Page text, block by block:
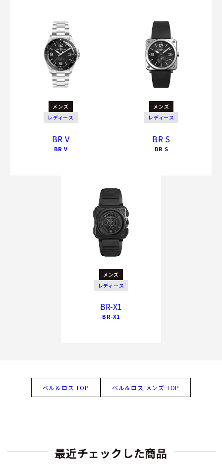
メンズ
レディース
BR V
BR V
メンズ
レディース
BR S
BR S
メンズ
レディース
BR-X1
BR-X1
ベル＆ロス TOP ベル＆ロス メンズ TOP
最近チェックした商品